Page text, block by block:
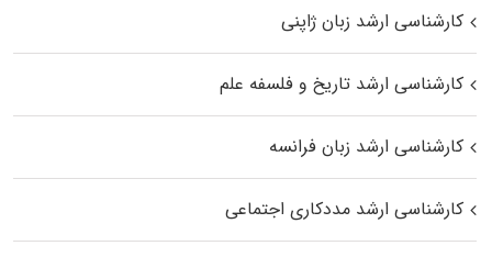
کارشناسی ارشد زبان ژاپنی
کارشناسی ارشد تاریخ و فلسفه علم
کارشناسی ارشد زبان فرانسه
کارشناسی ارشد مددکاری اجتماعی